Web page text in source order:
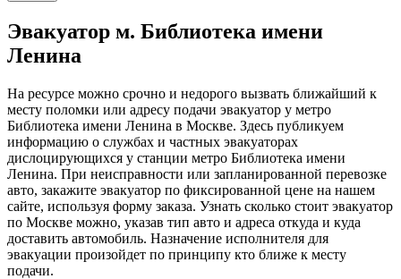
Эвакуатор м. Библиотека имени
Ленина
На ресурсе можно срочно и недорого вызвать ближайший к
месту поломки или адресу подачи эвакуатор у метро
Библиотека имени Ленина в Москве. Здесь публикуем
информацию о службах и частных эвакуаторах
дислоцирующихся у станции метро Библиотека имени
Ленина. При неисправности или запланированной перевозке
авто, закажите эвакуатор по фиксированной цене на нашем
сайте, используя форму заказа. Узнать сколько стоит эвакуатор
по Москве можно, указав тип авто и адреса откуда и куда
доставить автомобиль. Назначение исполнителя для
эвакуации произойдет по принципу кто ближе к месту
подачи.